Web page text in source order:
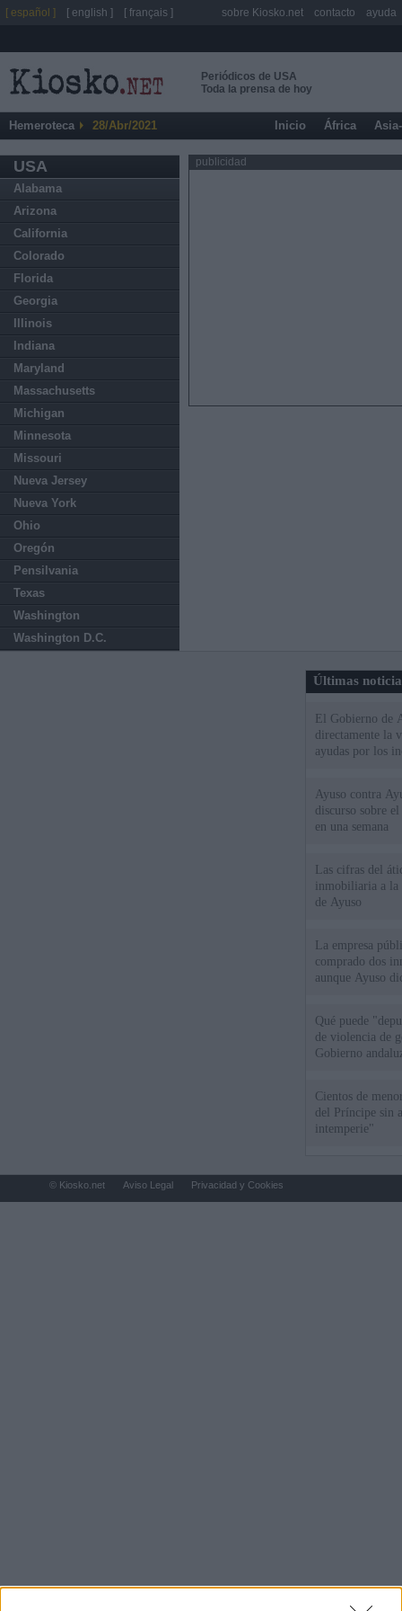
Periódicos de USA
Toda la prensa de hoy
Hemeroteca 28/Abr/2021 Inicio África
USA
Alabama
Arizona
California
Colorado
Florida
Georgia
Illinois
Indiana
Maryland
Massachusetts
Michigan
Minnesota
Missouri
Nueva Jersey
Nueva York
Ohio
Oregón
Pensilvania
Texas
Washington
Washington D.C.
publicidad
Últimas
El Gobierno de
directamente la
ayudas por los
Ayuso contra
discurso sobre
en una semana
Las cifras del
inmobiliaria a la
de Ayuso
La empresa
comprado dos
aunque Ayuso
Qué puede
de violencia de
Gobierno
Cientos de
del Príncipe sin
intemperie"
[ español ] [ english ] [ français ] sobre Kiosko.net contacto ayuda
© Kiosko.net Aviso Legal Privacidad y Cookies